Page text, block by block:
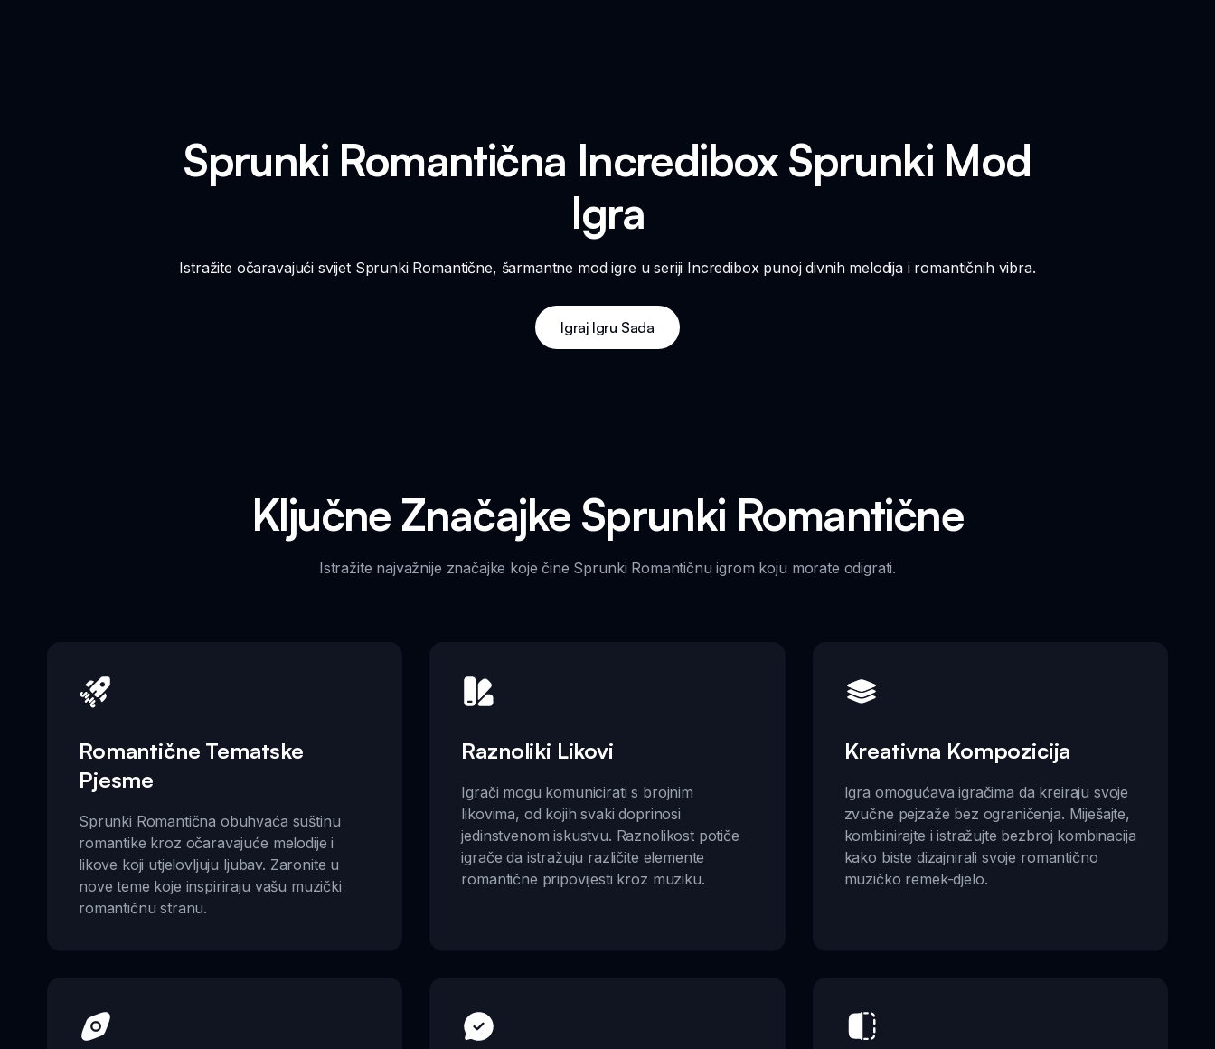
Sprunki Romantična Incredibox Sprunki Mod
Igra
Istražite očaravajući svijet Sprunki Romantične, šarmantne mod igre u seriji Incredibox punoj divnih melodija i romantičnih vibra.
Igraj Igru Sada
Ključne Značajke Sprunki Romantične
Istražite najvažnije značajke koje čine Sprunki Romantičnu igrom koju morate odigrati.
Romantične Tematske
Pjesme
Sprunki Romantična obuhvaća suštinu
romantike kroz očaravajuće melodije i
likove koji utjelovljuju ljubav. Zaronite u
nove teme koje inspiriraju vašu muzički
romantičnu stranu.
Raznoliki Likovi
Igrači mogu komunicirati s brojnim
likovima, od kojih svaki doprinosi
jedinstvenom iskustvu. Raznolikost potiče
igrače da istražuju različite elemente
romantične pripovijesti kroz muziku.
Kreativna Kompozicija
Igra omogućava igračima da kreiraju svoje
zvučne pejzaže bez ograničenja. Miješajte,
kombinirajte i istražujte bezbroj kombinacija
kako biste dizajnirali svoje romantično
muzičko remek-djelo.